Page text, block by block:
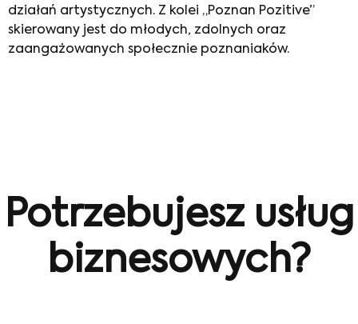
działań artystycznych. Z kolei „Poznan Pozitive”
skierowany jest do młodych, zdolnych oraz
zaangażowanych społecznie poznaniaków.
Potrzebujesz usług
biznesowych?